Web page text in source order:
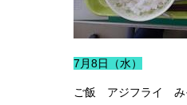
7月8日（水）
ご飯 アジフライ み